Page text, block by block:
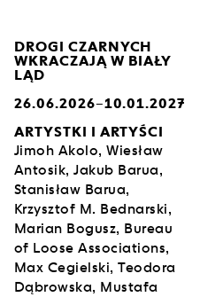
DROGI CZARNYCH
WKRACZAJĄ W BIAŁY
LĄD
26.06.2026–10.01.2027
ARTYSTKI I ARTYŚCI
Jimoh Akolo, Wiesław
Antosik, Jakub Barua,
Stanisław Barua,
Krzysztof M. Bednarski,
Marian Bogusz, Bureau
of Loose Associations,
Max Cegielski, Teodora
Dąbrowska, Mustafa